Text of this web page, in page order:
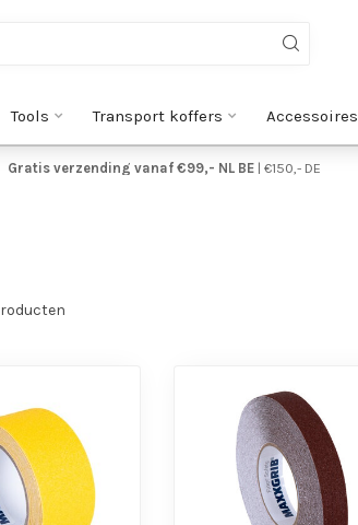
Tools Transport koffers Accessoires
Gratis verzending vanaf €99,- NL BE| €150,- DE